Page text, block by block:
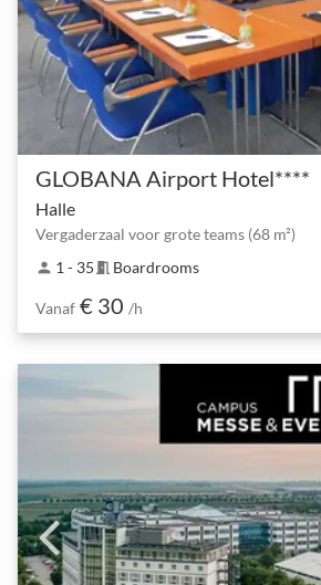
GLOBANA Airport Hotel****
Halle
Vergaderzaal voor grote teams (68 m²)
person 1 - 35 meeting_room Boardrooms
Vanaf € 30 /h